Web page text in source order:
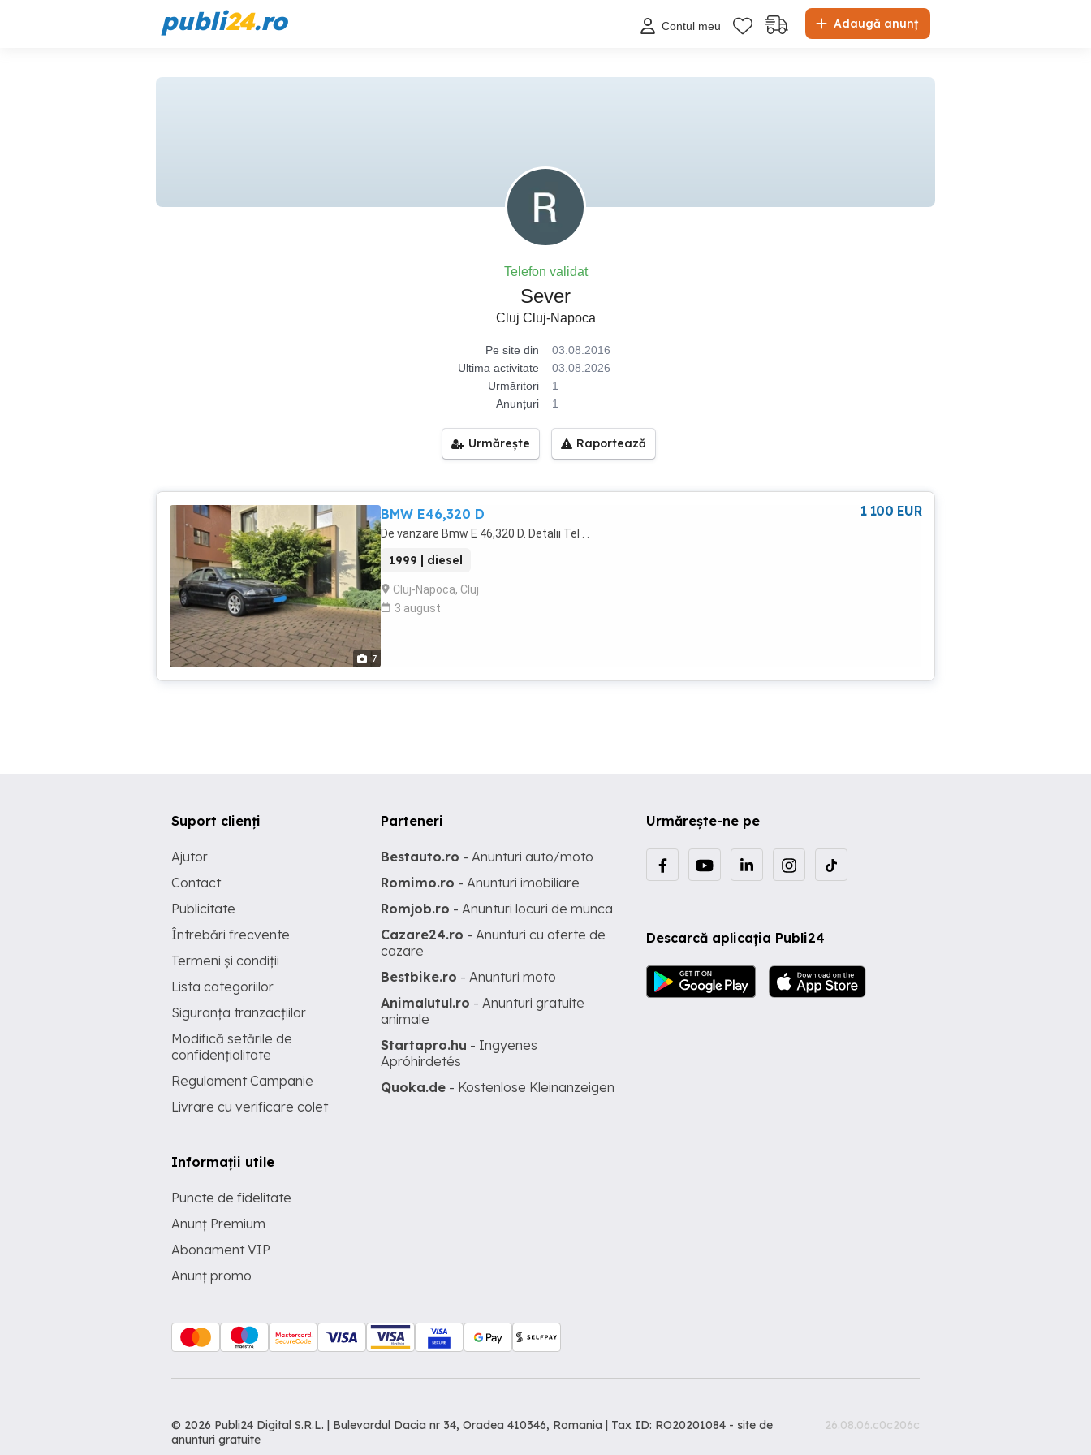
publi24.ro Adaugă anunț
Contul meu
Telefon validat
Sever
Cluj Cluj-Napoca
Pe site din
03.08.2016
Ultima activitate
03.08.2026
Urmăritori
1
Anunțuri
1
Urmărește Raportează
7
BMW E46,320 D
De vanzare Bmw E 46,320 D. Detalii Tel . .
1999 | diesel
Cluj-Napoca, Cluj
3 august
1 100 EUR
Urmărește-ne pe
Descarcă aplicația Publi24
Suport clienți
Ajutor
Contact
Publicitate
Întrebări frecvente
Termeni și condiții
Lista categoriilor
Siguranța tranzacțiilor
Modifică setările de
confidențialitate
Regulament Campanie
Livrare cu verificare colet
Informații utile
Puncte de fidelitate
Anunț Premium
Abonament VIP
Anunț promo
Parteneri
Bestauto.ro - Anunturi auto/moto
Romimo.ro - Anunturi imobiliare
Romjob.ro - Anunturi locuri de munca
Cazare24.ro - Anunturi cu oferte de
cazare
Bestbike.ro - Anunturi moto
Animalutul.ro - Anunturi gratuite
animale
Startapro.hu - Ingyenes
Apróhirdetés
Quoka.de - Kostenlose Kleinanzeigen
© 2026 Publi24 Digital S.R.L. | Bulevardul Dacia nr 34, Oradea 410346, Romania | Tax ID: RO20201084 - site de
anunturi gratuite
26.08.06.c0c206c